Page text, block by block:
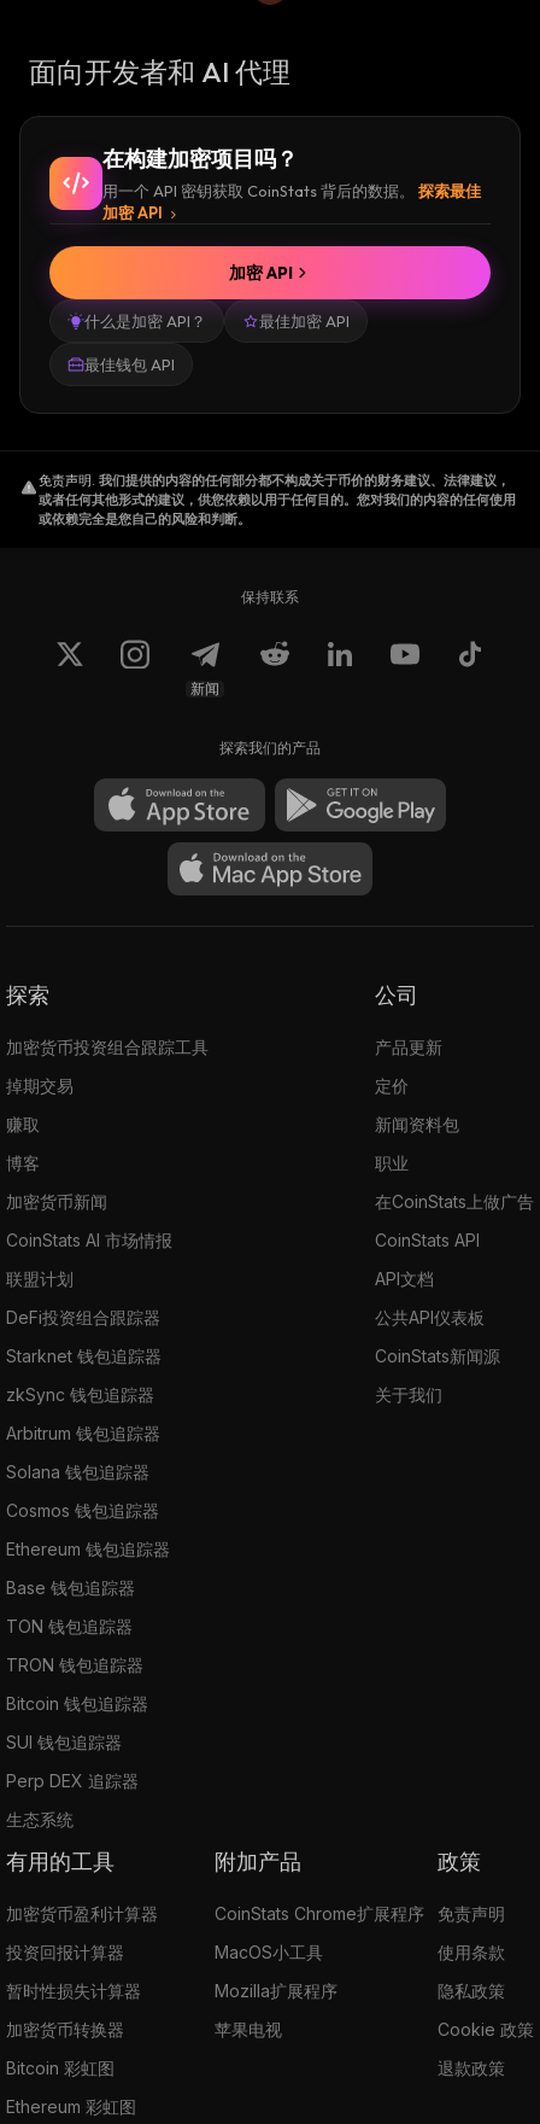
面向开发者和 AI 代理
在构建加密项目吗？
用一个 API 密钥获取 CoinStats 背后的数据。
探索最佳
加密 API
什么是加密 API？ 最佳加密 API
最佳钱包 API
加密 API
免责声明. 我们提供的内容的任何部分都不构成关于币价的财务建议、法律建议，
或者任何其他形式的建议，供您依赖以用于任何目的。您对我们的内容的任何使用
或依赖完全是您自己的风险和判断。
保持联系
新闻
探索我们的产品
探索
加密货币投资组合跟踪工具
掉期交易
赚取
博客
加密货币新闻
CoinStats AI 市场情报
联盟计划
DeFi投资组合跟踪器
Starknet 钱包追踪器
zkSync 钱包追踪器
Arbitrum 钱包追踪器
Solana 钱包追踪器
Cosmos 钱包追踪器
Ethereum 钱包追踪器
Base 钱包追踪器
TON 钱包追踪器
TRON 钱包追踪器
Bitcoin 钱包追踪器
SUI 钱包追踪器
Perp DEX 追踪器
生态系统
公司
产品更新
定价
新闻资料包
职业
在CoinStats上做广告
CoinStats API
API文档
公共API仪表板
CoinStats新闻源
关于我们
有用的工具
加密货币盈利计算器
投资回报计算器
暂时性损失计算器
加密货币转换器
Bitcoin 彩虹图
Ethereum 彩虹图
附加产品
CoinStats Chrome扩展程序
MacOS小工具
Mozilla扩展程序
苹果电视
政策
免责声明
使用条款
隐私政策
Cookie 政策
退款政策